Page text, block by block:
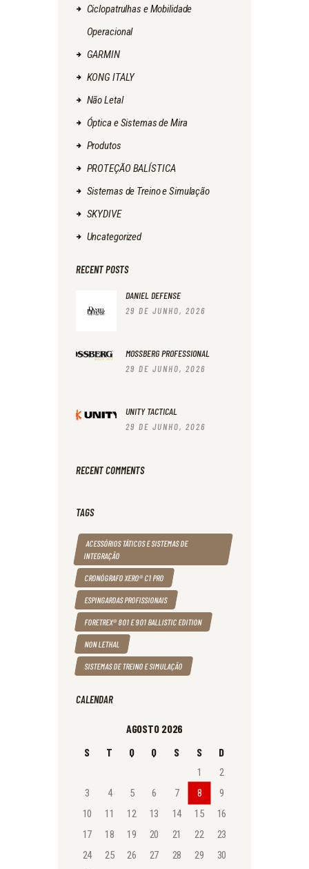
Ciclopatrulhas e Mobilidade
Operacional
GARMIN
KONG ITALY
Não Letal
Óptica e Sistemas de Mira
Produtos
PROTEÇÃO BALÍSTICA
Sistemas de Treino e Simulação
SKYDIVE
Uncategorized
RECENT POSTS
DANIEL DEFENSE
29 DE JUNHO, 2026
MOSSBERG PROFESSIONAL
29 DE JUNHO, 2026
UNITY TACTICAL
29 DE JUNHO, 2026
RECENT COMMENTS
TAGS
ACESSÓRIOS TÁTICOS E SISTEMAS DE
INTEGRAÇÃO
CRONÓGRAFO XERO® C1 PRO
ESPINGARDAS PROFISSIONAIS
FORETREX® 801 E 901 BALLISTIC EDITION
NON LETHAL
SISTEMAS DE TREINO E SIMULAÇÃO
CALENDAR
AGOSTO 2026
S
T Q Q S S D
1
2
3
4 5 6 7 8
9
10
11 12 13 14 15
16
17
18 19 20 21 22
23
24
25 26 27 28 29
30